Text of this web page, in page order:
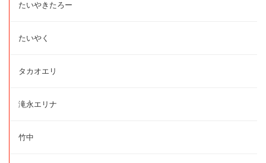
たいやきたろー
たいやく
タカオエリ
滝永エリナ
竹中